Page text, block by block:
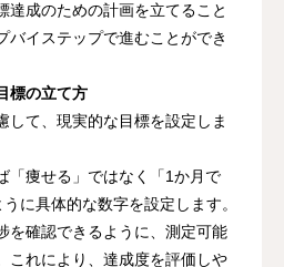
達成のための計画を立てること
バイステップで進むことができ
標の立て方
して、現実的な目標を設定しま
「痩せる」ではなく「1か月で
に具体的な数字を設定します。
を確認できるように、測定可能
これにより、達成度を評価しや